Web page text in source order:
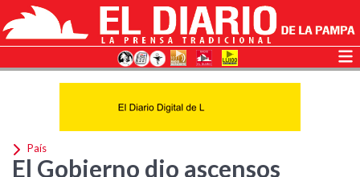
País
El Gobierno dio ascensos